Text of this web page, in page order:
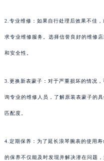
2.专业维修：如果自行处理后效果不佳
求专业维修服务。选择信誉良好的维修
和安全性。
3.更换新表蒙子：对于严重损坏的情况
询专业的维修人员，了解原装表蒙子的
匹配度。
4.定期保养：为了延长浪琴腕表的使用
的保养不仅能及时发现并解决潜在问题